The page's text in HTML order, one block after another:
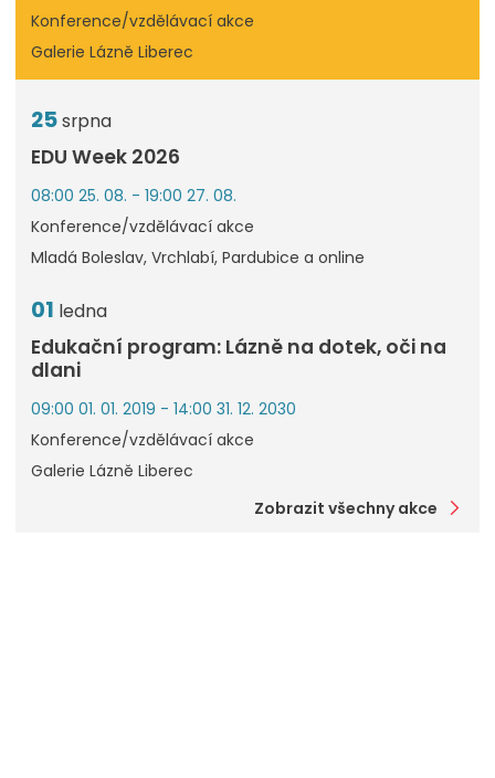
Konference/vzdělávací akce
Galerie Lázně Liberec
25srpna
EDU Week 2026
08:00 25. 08. - 19:00 27. 08.
Konference/vzdělávací akce
Mladá Boleslav, Vrchlabí, Pardubice a online
01 ledna
Edukační program: Lázně na dotek, oči na
dlani
09:00 01. 01. 2019 - 14:00 31. 12. 2030
Konference/vzdělávací akce
Galerie Lázně Liberec
Zobrazit všechny akce